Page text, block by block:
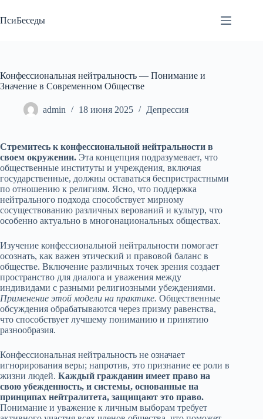
к
сути
ПсиБеседы
Конфессиональная нейтральность — Понимание и
Значение в Современном Обществе
admin 18 июня 2025 Депрессия
Стремитесь к конфессиональной нейтральности в
своем окружении. Эта концепция подразумевает, что
общественные институты и учреждения, включая
государственные, должны оставаться беспристрастными
по отношению к религиям. Ясно, что поддержка
нейтрального подхода способствует мирному
сосуществованию различных верований и культур, что
особенно актуально в многонациональных обществах.
Изучение конфессиональной нейтральности помогает
осознать, как важен этический и правовой баланс в
обществе. Включение различных точек зрения создает
пространство для диалога и уважения между
индивидами с разными религиозными убеждениями.
Применение этой модели на практике. Общественные
обсуждения обрабатываются через призму равенства,
что способствует лучшему пониманию и принятию
разнообразия.
Конфессиональная нейтральность не означает
игнорирования веры; напротив, это признание ее роли в
жизни людей. Каждый гражданин имеет право на
свою убежденность, и системы, основанные на
принципах нейтралитета, защищают это право.
Понимание и уважение к личным выборам требует